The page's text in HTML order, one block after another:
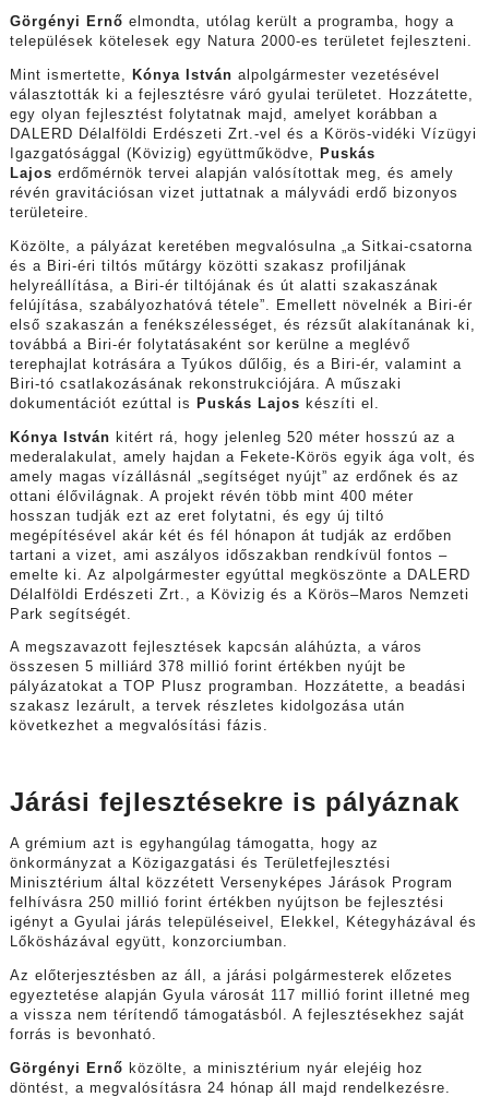
Görgényi Ernő elmondta, utólag került a programba, hogy a
települések kötelesek egy Natura 2000-es területet fejleszteni.
Mint ismertette, Kónya István alpolgármester vezetésével
választották ki a fejlesztésre váró gyulai területet. Hozzátette,
egy olyan fejlesztést folytatnak majd, amelyet korábban a
DALERD Délalföldi Erdészeti Zrt.-vel és a Körös-vidéki Vízügyi
Igazgatósággal (Kövizig) együttműködve,
Puskás
Lajos erdőmérnök tervei alapján valósítottak meg, és amely
révén gravitációsan vizet juttatnak a mályvádi erdő bizonyos
területeire.
Közölte, a pályázat keretében megvalósulna „a Sitkai-csatorna
és a Biri-éri tiltós műtárgy közötti szakasz profiljának
helyreállítása, a Biri-ér tiltójának és út alatti szakaszának
felújítása, szabályozhatóvá tétele”. Emellett növelnék a Biri-ér
első szakaszán a fenékszélességet, és rézsűt alakítanának ki,
továbbá a Biri-ér folytatásaként sor kerülne a meglévő
terephajlat kotrására a Tyúkos dűlőig, és a Biri-ér, valamint a
Biri-tó csatlakozásának rekonstrukciójára. A műszaki
dokumentációt ezúttal is
Puskás Lajos készíti el.
Kónya István kitért rá, hogy jelenleg 520 méter hosszú az a
mederalakulat, amely hajdan a Fekete-Körös egyik ága volt, és
amely magas vízállásnál „segítséget nyújt” az erdőnek és az
ottani élővilágnak. A projekt révén több mint 400 méter
hosszan tudják ezt az eret folytatni, és egy új tiltó
megépítésével akár két és fél hónapon át tudják az erdőben
tartani a vizet, ami aszályos időszakban rendkívül fontos –
emelte ki. Az alpolgármester egyúttal megköszönte a DALERD
Délalföldi Erdészeti Zrt., a Kövizig és a Körös–Maros Nemzeti
Park segítségét.
A megszavazott fejlesztések kapcsán aláhúzta, a város
összesen 5 milliárd 378 millió forint értékben nyújt be
pályázatokat a TOP Plusz programban. Hozzátette, a beadási
szakasz lezárult, a tervek részletes kidolgozása után
következhet a megvalósítási fázis.
Járási fejlesztésekre is pályáznak
A grémium azt is egyhangúlag támogatta, hogy az
önkormányzat a Közigazgatási és Területfejlesztési
Minisztérium által közzétett Versenyképes Járások Program
felhívásra 250 millió forint értékben nyújtson be fejlesztési
igényt a Gyulai járás településeivel, Elekkel, Kétegyházával és
Lőkösházával együtt, konzorciumban.
Az előterjesztésben az áll, a járási polgármesterek előzetes
egyeztetése alapján Gyula városát 117 millió forint illetné meg
a vissza nem térítendő támogatásból. A fejlesztésekhez saját
forrás is bevonható.
Görgényi Ernő közölte, a minisztérium nyár elejéig hoz
döntést, a megvalósításra 24 hónap áll majd rendelkezésre.